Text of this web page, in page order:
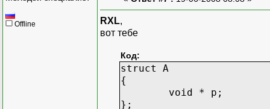
Offline RXL,
вот тебе
Код:
struct A
{
void * p;
};